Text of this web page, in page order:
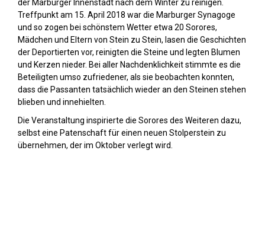
der Marburger Innenstadt nach dem Winter zu reinigen.
Treffpunkt am 15. April 2018 war die Marburger Synagoge
und so zogen bei schönstem Wetter etwa 20 Sorores,
Mädchen und Eltern von Stein zu Stein, lasen die Geschichten
der Deportierten vor, reinigten die Steine und legten Blumen
und Kerzen nieder. Bei aller Nachdenklichkeit stimmte es die
Beteiligten umso zufriedener, als sie beobachten konnten,
dass die Passanten tatsächlich wieder an den Steinen stehen
blieben und innehielten.
Die Veranstaltung inspirierte die Sorores des Weiteren dazu,
selbst eine Patenschaft für einen neuen Stolperstein zu
übernehmen, der im Oktober verlegt wird.